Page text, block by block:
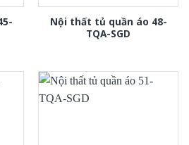
Nội thất tủ quần áo 48-
TQA-SGD